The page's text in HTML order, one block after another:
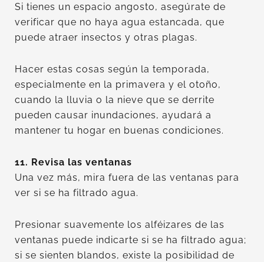
Si tienes un espacio angosto, asegúrate de
verificar que no haya agua estancada, que
puede atraer insectos y otras plagas.
Hacer estas cosas según la temporada,
especialmente en la primavera y el otoño,
cuando la lluvia o la nieve que se derrite
pueden causar inundaciones, ayudará a
mantener tu hogar en buenas condiciones.
11. Revisa las ventanas
Una vez más, mira fuera de las ventanas para
ver si se ha filtrado agua.
Presionar suavemente los alféizares de las
ventanas puede indicarte si se ha filtrado agua;
si se sienten blandos, existe la posibilidad de